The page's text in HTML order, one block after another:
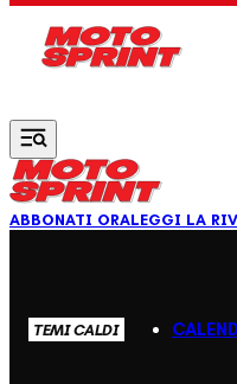
ABBONATI ORALEGGI LA
TEMI CALDI